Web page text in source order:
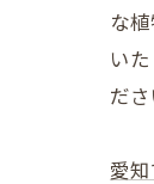
な
い
だ
愛